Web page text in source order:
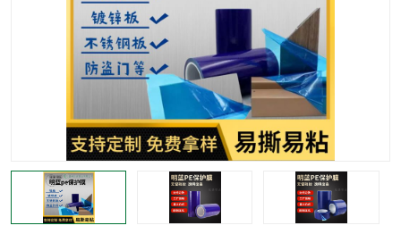
明蓝保护膜 纯黑保护膜
印字保护膜 彩钢板保护膜
不绣钢板保护膜 两边上胶保护膜
窗缝阻风胶带 铝板保护膜
不锈钢板保护膜 一次性隔离膜